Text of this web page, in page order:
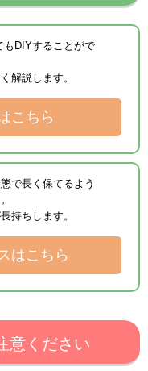
もDIYすることがで
解説します。
こちら
で長く保てるよう
持ちします。
はこちら
意ください